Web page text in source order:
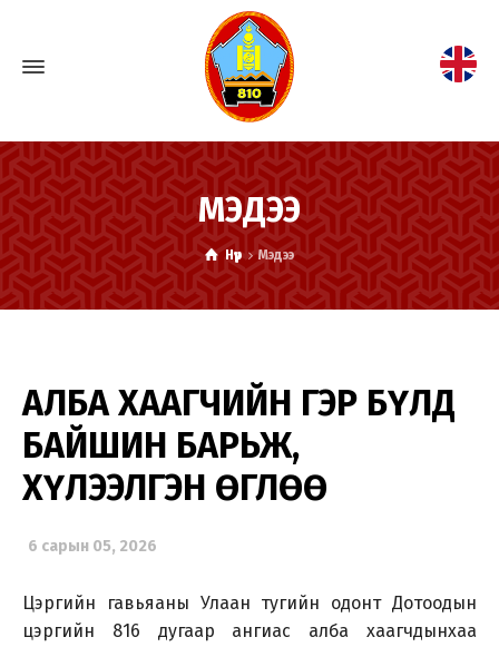
МЭДЭЭ
Нүүр Мэдээ
АЛБА ХААГЧИЙН ГЭР БҮЛД
БАЙШИН БАРЬЖ,
ХҮЛЭЭЛГЭН ӨГЛӨӨ
6 сарын 05, 2026
Цэргийн гавьяаны Улаан тугийн одонт Дотоодын
цэргийн 816 дугаар ангиас алба хаагчдынхаа